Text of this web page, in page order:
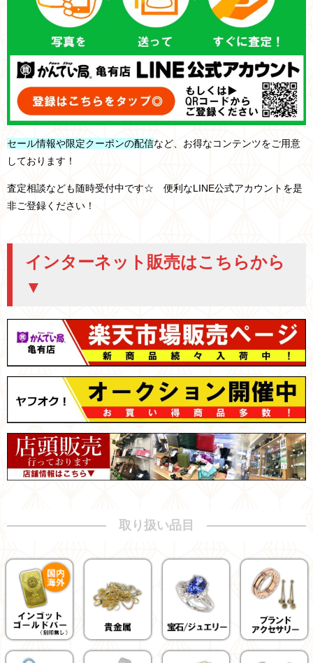
セール情報や限定クーポンの配信など、お得なコンテンツをご用意
しております！
査定相談なども随時受付中です☆ 便利なLINE公式アカウントを是
非ご登録ください！
インターネット販売はこちらから
▼
取り扱い品目